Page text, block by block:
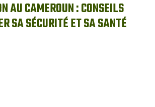
AU CAMEROUN : CONSEILS
SA SÉCURITÉ ET SA SANTÉ